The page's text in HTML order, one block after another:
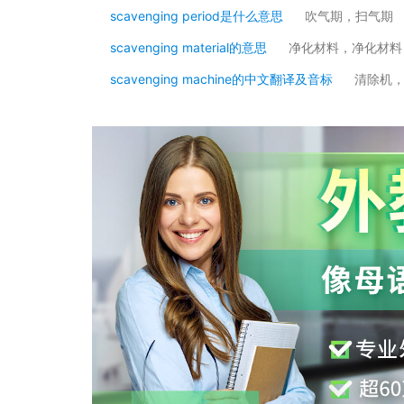
scavenging period是什么意思 吹气期，扫气期
scavenging material的意思 净化材料，净化材料
scavenging machine的中文翻译及音标 清除机